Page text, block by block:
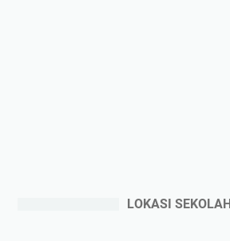
LOKASI SEKOLAH